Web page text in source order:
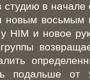
студию в начале
новым
HIM и новое
подальше